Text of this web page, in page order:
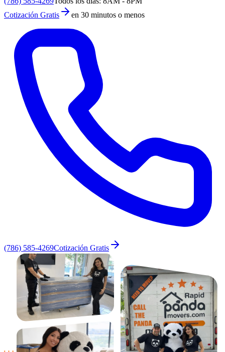
Cotización Gratis
en 30 minutos o menos
(786) 585-4269Cotización Gratis